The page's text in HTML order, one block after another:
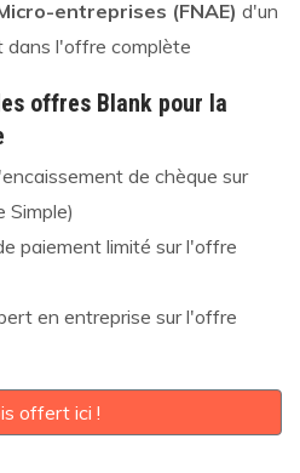
entreprises (FNAE) d'un
dans l'offre complète
offres Blank pour la
de chèque sur
Simple)
paiement limité sur l'offre
en entreprise sur l'offre
offert ici !